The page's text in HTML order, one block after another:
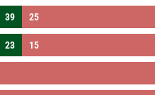
39 25
23 15